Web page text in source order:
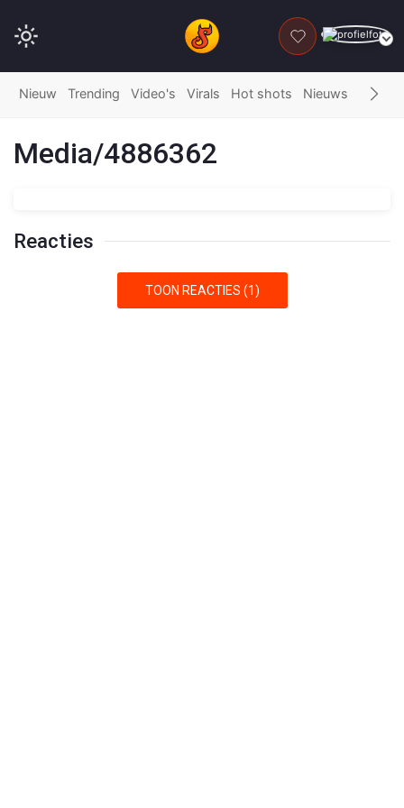
DONEER
Nieuw Trending Video's Virals Hot shots Nieuws Fails
Media/4886362
Reacties
TOON REACTIES (1)